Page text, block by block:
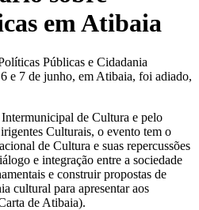
em Atibaia
Públicas e Cidadania
e 7 de junho, em Atibaia, foi adiado,
de Cultura e pelo
Culturais, o evento tem o
de Cultura e suas repercussões
e integração entre a sociedade
e construir propostas de
cultural para apresentar aos
de Atibaia).